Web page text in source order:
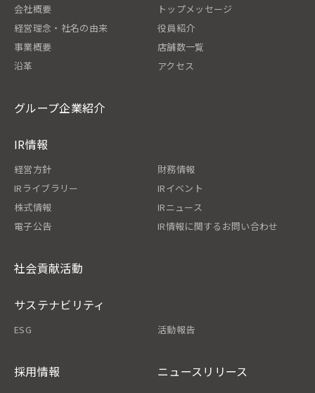
会社概要
トップメッセージ
経営理念・社名の由来
役員紹介
事業概要
店舗数一覧
沿革
アクセス
グループ企業紹介
IR情報
経営方針
財務情報
IRライブラリー
IRイベント
株式情報
IRニュース
電子公告
IR情報に関するお問い合わせ
社会貢献活動
サステナビリティ
ESG 活動報告
採用情報 ニュースリリース